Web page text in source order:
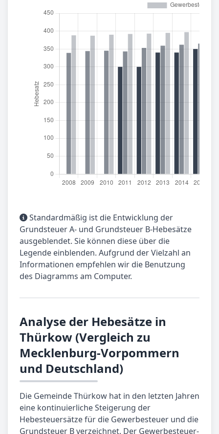
Standardmäßig ist die Entwicklung der
Grundsteuer A- und Grundsteuer B-Hebesätze
ausgeblendet. Sie können diese über die
Legende einblenden. Aufgrund der Vielzahl an
Informationen empfehlen wir die Benutzung
des Diagramms am Computer.
Analyse der Hebesätze in
Thürkow (Vergleich zu
Mecklenburg-Vorpommern
und Deutschland)
Die Gemeinde Thürkow hat in den letzten Jahren
eine kontinuierliche Steigerung der
Hebesteuersätze für die Gewerbesteuer und die
Grundsteuer B verzeichnet. Der Gewerbesteuer-